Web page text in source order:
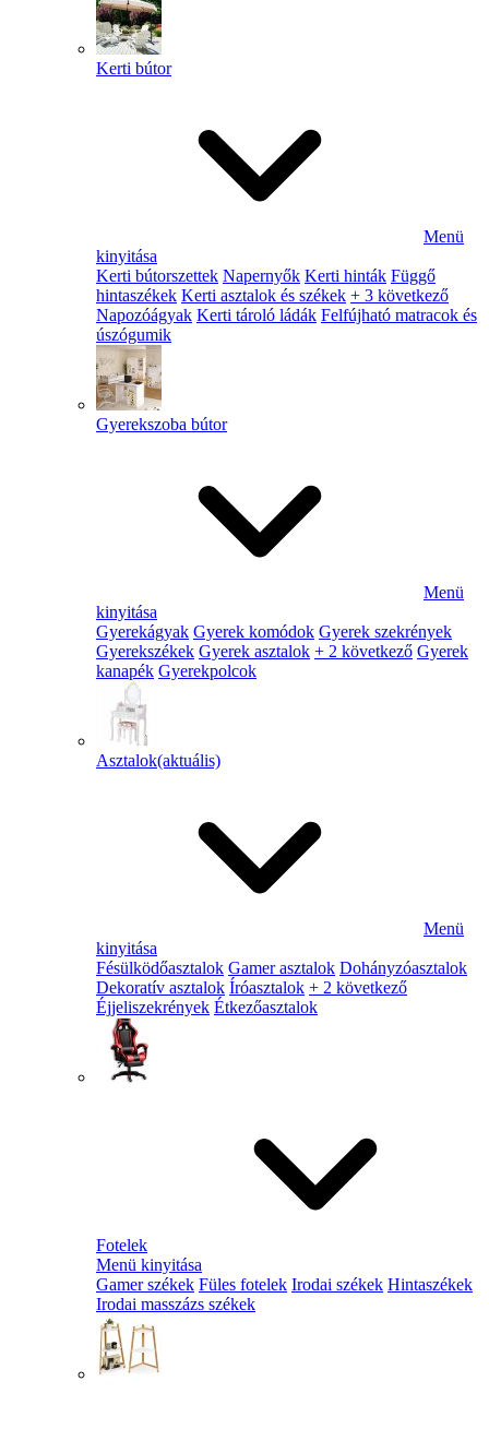
Kerti bútor
Menü
kinyitása
Kerti bútorszettek Napernyők Kerti hinták Függő
hintaszékek Kerti asztalok és székek + 3 következő
Napozóágyak Kerti tároló ládák Felfújható matracok és
úszógumik
Gyerekszoba bútor
Menü
kinyitása
Gyerekágyak Gyerek komódok Gyerek szekrények
Gyerekszékek Gyerek asztalok + 2 következő Gyerek
kanapék Gyerekpolcok
Asztalok(aktuális)
Menü
kinyitása
Fésülködőasztalok Gamer asztalok Dohányzóasztalok
Dekoratív asztalok Íróasztalok + 2 következő
Éjjeliszekrények Étkezőasztalok
Fotelek
Menü kinyitása
Gamer székek Füles fotelek Irodai székek Hintaszékek
Irodai masszázs székek